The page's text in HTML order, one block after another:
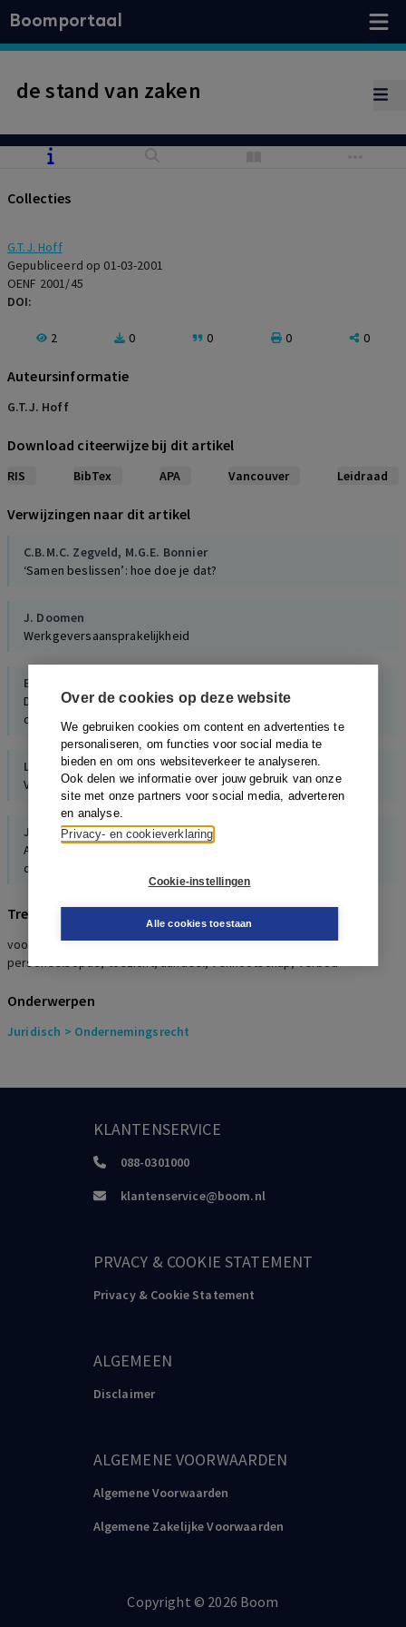
Over de cookies op deze website
We gebruiken cookies om content en advertenties te
personaliseren, om functies voor social media te
bieden en om ons websiteverkeer te analyseren.
Ook delen we informatie over jouw gebruik van onze
site met onze partners voor social media, adverteren
en analyse.
Privacy- en cookieverklaring
Cookie-instellingen
Alle cookies toestaan
Boomportaal
de stand van zaken
Collecties
G.T.J. Hoff
Gepubliceerd op 01-03-2001
OENF 2001/45
DOI:
2 0 0 0 0
Auteursinformatie
G.T.J. Hoff
Download citeerwijze bij dit artikel
RIS BibTex APA Vancouver Leidraad
Verwijzingen naar dit artikel
C.B.M.C. Zegveld, M.G.E. Bonnier
‘Samen beslissen’: hoe doe je dat?
J. Doomen
Werkgeversaansprakelijkheid
E.E. Maathuis
De overgang vanproduct as a service-contracten op de
cascokoper
Lisa van Reemst,Maarten Kunst,Antony Pemberton
Vooruitgang in de victimologie
J.M. van Dunné
Aanpassing van de overeenkomst bij onvoorziene
omstandigheden: een kwestie van uitleg?
A.T.G.M. Venrooy
financieringsovereenkomsten
Annemieke Wolthuis
Wie betaalt de schade van de patiënt in geval van een
Trefwoorden
voorkennis, beursvennootschap, optie, bestuurder, insider,
personeelsoptie, toezicht, aandeel, vennootschap, verbod
Onderwerpen
Juridisch > Ondernemingsrecht
KLANTENSERVICE
088-0301000
klantenservice@boom.nl
PRVACY & COOKIE STATEMENT
Privacy & Cookie Statement
ALGEMEEN
Disclaimer
ALGEMENE VOORWAARDEN
Algemene Voorwaarden
Algemene Zakelijke Voorwaarden
Copyright ©️ 2026 Boom